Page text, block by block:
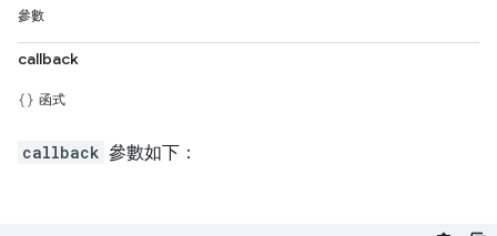
參數
callback
函式
callback 參數如下：